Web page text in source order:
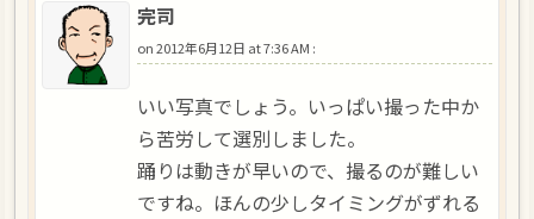
完司
on2012年6月12日 at 7:36 AM :
いい写真でしょう。いっぱい撮った中か
ら苦労して選別しました。
踊りは動きが早いので、撮るのが難しい
ですね。ほんの少しタイミングがずれる